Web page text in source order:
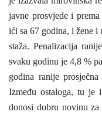
javne prosvjede i
ići sa 67 godina, i žene i
staža. Penalizacija
svaku godinu je 4,8 %
godina ranije
Između ostaloga, tu je
donosi dobru novinu za